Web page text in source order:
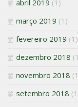
abril 2019 (1)
março 2019 (1)
fevereiro 2019 (1)
dezembro 2018
novembro 2018
setembro 2018